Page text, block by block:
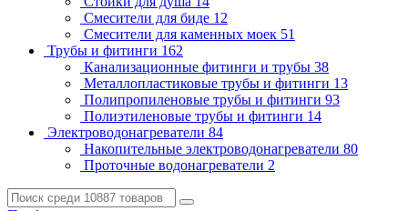
Смесители для биде 12
Смесители для каменных моек 51
Трубы и фитинги 162
Канализационные фитинги и трубы 38
Металлопластиковые трубы и фитинги 13
Полипропиленовые трубы и фитинги 93
Полиэтиленовые трубы и фитинги 14
Электроводонагреватели 84
Накопительные электроводонагреватели 80
Проточные водонагреватели 2